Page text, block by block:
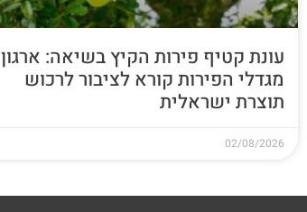
עונת קטיף פירות הקיץ בשיאה: ארגון
מגדלי הפירות קורא לציבור לרכוש
תוצרת ישראלית
02/08/2026